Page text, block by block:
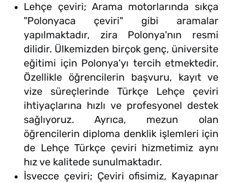
Lehçe çeviri; Arama motorlarında sıkça
"Polonyaca çeviri" gibi aramalar
yapılmaktadır, zira Polonya'nın resmi
dilidir. Ülkemizden birçok genç, üniversite
eğitimi için Polonya'yı tercih etmektedir.
Özellikle öğrencilerin başvuru, kayıt ve
vize süreçlerinde Türkçe Lehçe çeviri
ihtiyaçlarına hızlı ve profesyonel destek
sağlıyoruz. Ayrıca, mezun olan
öğrencilerin diploma denklik işlemleri için
de Lehçe Türkçe çeviri hizmetimiz aynı
hız ve kalitede sunulmaktadır.
İsvecce çeviri; Çeviri ofisimiz, Kayapınar